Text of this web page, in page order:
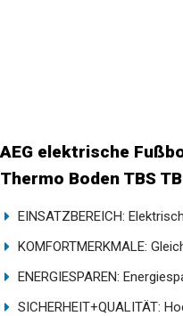
AEG elektrische
Thermo Boden TBS
EINSATZBEREICH:
KOMFORTMERKMALE:
ENERGIESPAREN:
SICHERHEIT+QUALITÄT: